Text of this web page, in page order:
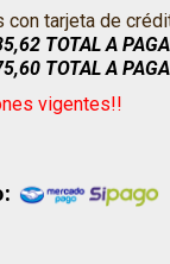
con tarjeta de
TOTAL A
TOTAL A
vigentes!!